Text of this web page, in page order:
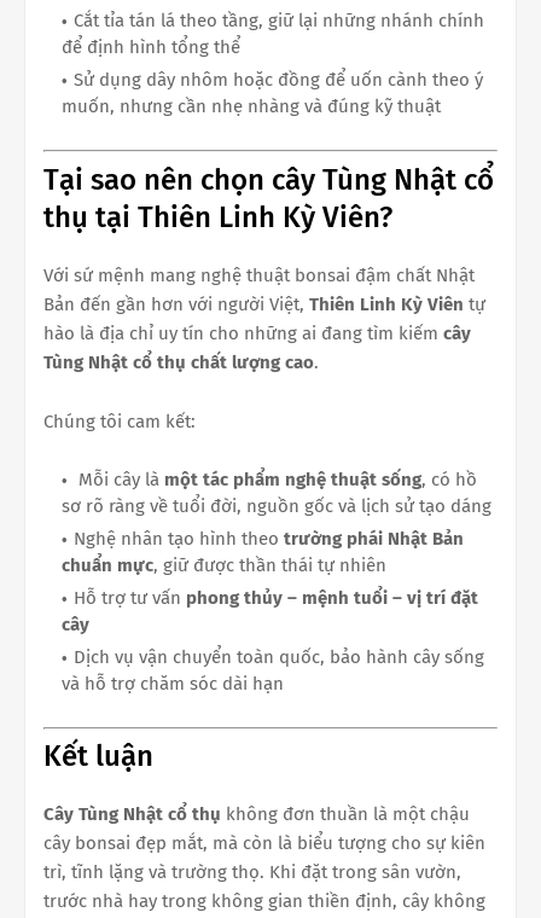
Cắt tỉa tán lá theo tầng, giữ lại những nhánh chính
để định hình tổng thể
Sử dụng dây nhôm hoặc đồng để uốn cành theo ý
muốn, nhưng cần nhẹ nhàng và đúng kỹ thuật
Tại sao nên chọn cây Tùng Nhật cổ
thụ tại Thiên Linh Kỳ Viên?
Với sứ mệnh mang nghệ thuật bonsai đậm chất Nhật
Bản đến gần hơn với người Việt, Thiên Linh Kỳ Viên tự
hào là địa chỉ uy tín cho những ai đang tìm kiếm cây
Tùng Nhật cổ thụ chất lượng cao.
Chúng tôi cam kết:
Mỗi cây là một tác phẩm nghệ thuật sống, có hồ
sơ rõ ràng về tuổi đời, nguồn gốc và lịch sử tạo dáng
Nghệ nhân tạo hình theo trường phái Nhật Bản
chuẩn mực, giữ được thần thái tự nhiên
Hỗ trợ tư vấn phong thủy – mệnh tuổi – vị trí đặt
cây
Dịch vụ vận chuyển toàn quốc, bảo hành cây sống
và hỗ trợ chăm sóc dài hạn
Kết luận
Cây Tùng Nhật cổ thụ không đơn thuần là một chậu
cây bonsai đẹp mắt, mà còn là biểu tượng cho sự kiên
trì, tĩnh lặng và trường thọ. Khi đặt trong sân vườn,
trước nhà hay trong không gian thiền định, cây không